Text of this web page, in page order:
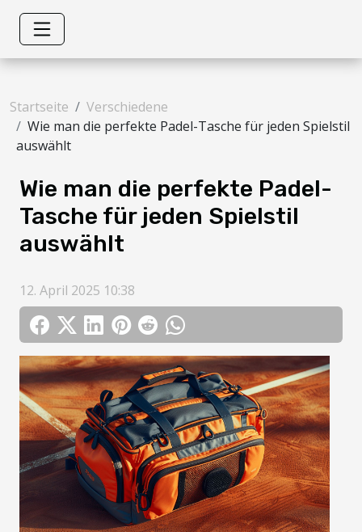
Startseite
Verschiedene
Wie man die perfekte Padel-Tasche für jeden Spielstil
auswählt
Wie man die perfekte Padel-
Tasche für jeden Spielstil
auswählt
12. April 2025 10:38